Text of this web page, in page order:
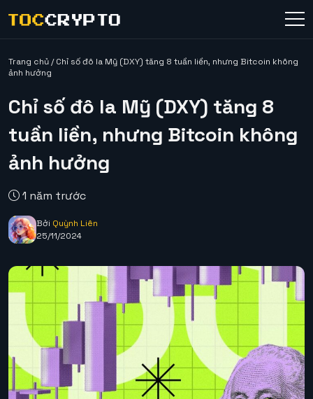
Trang chủ/Chỉ số đô la Mỹ (DXY) tăng 8 tuần liền, nhưng Bitcoin không
ảnh hưởng
Chỉ số đô la Mỹ (DXY) tăng 8
tuần liền, nhưng Bitcoin không
ảnh hưởng
1 năm trước
Bởi Quỳnh Liên
25/11/2024